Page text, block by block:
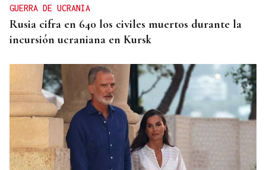
GUERRA DE UCRANIA
Rusia cifra en 640 los civiles muertos durante la
incursión ucraniana en Kursk